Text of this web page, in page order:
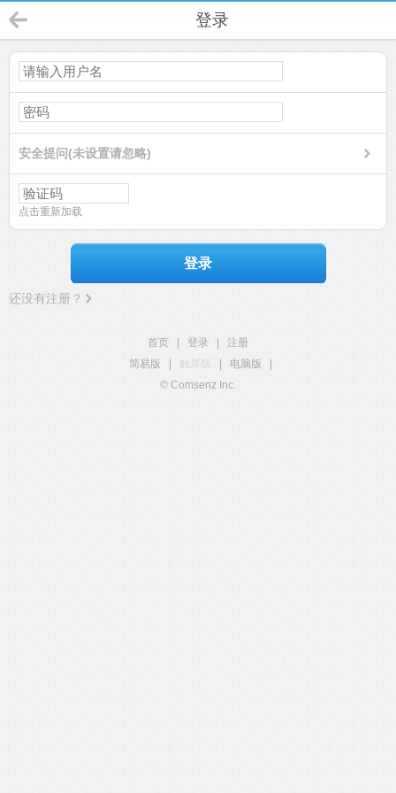
登录
安全提问(未设置请忽略)
点击重新加载
登录
还没有注册？
首页 登录
注册
简易版
触屏版 电脑版
© Comsenz Inc.